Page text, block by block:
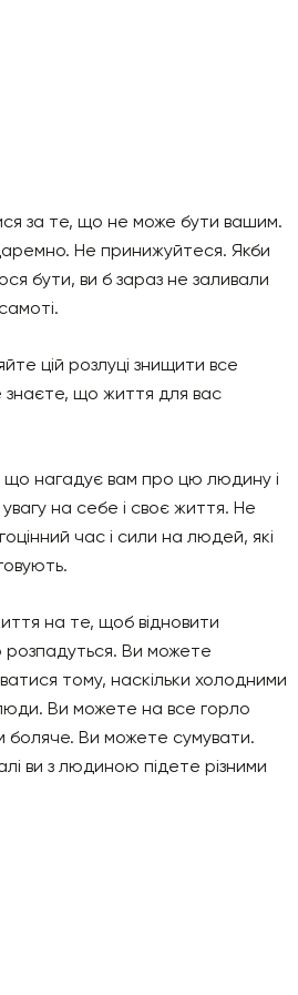
за те, що не може бути вашим.
Не принижуйтеся. Якби
бути, ви б зараз не заливали
цій розлуці знищити все
що життя для вас
що нагадує вам про цю людину і
на себе і своє життя. Не
час і сили на людей, які
на те, щоб відновити
розпадуться. Ви можете
тому, наскільки холодними
Ви можете на все горло
боляче. Ви можете сумувати.
ви з людиною підете різними